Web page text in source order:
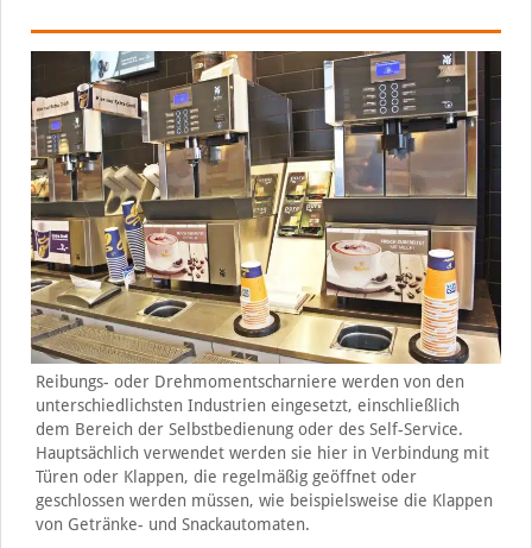
Reibungs- oder Drehmomentscharniere werden von den
unterschiedlichsten Industrien eingesetzt, einschließlich
dem Bereich der Selbstbedienung oder des Self-Service.
Hauptsächlich verwendet werden sie hier in Verbindung mit
Türen oder Klappen, die regelmäßig geöffnet oder
geschlossen werden müssen, wie beispielsweise die Klappen
von Getränke- und Snackautomaten.